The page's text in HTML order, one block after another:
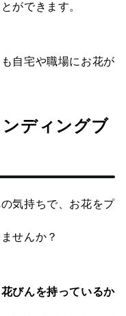
ができます。
自宅や職場にお花が
ディングブ
気持ちで、お花をプ
せんか？
びんを持っているか